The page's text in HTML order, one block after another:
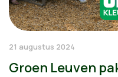
21 augustus 2024
Groen Leuven